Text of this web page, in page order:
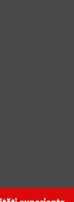
NAȚIONALĂ